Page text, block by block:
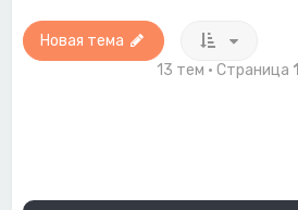
Новая тема
13 тем • Страница 1